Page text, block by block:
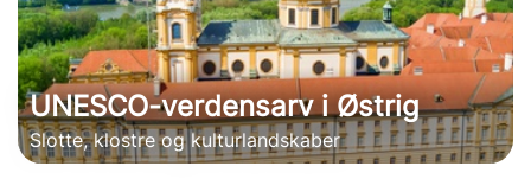
UNESCO-verdensarv i Østrig
Slotte, klostre og kulturlandskaber